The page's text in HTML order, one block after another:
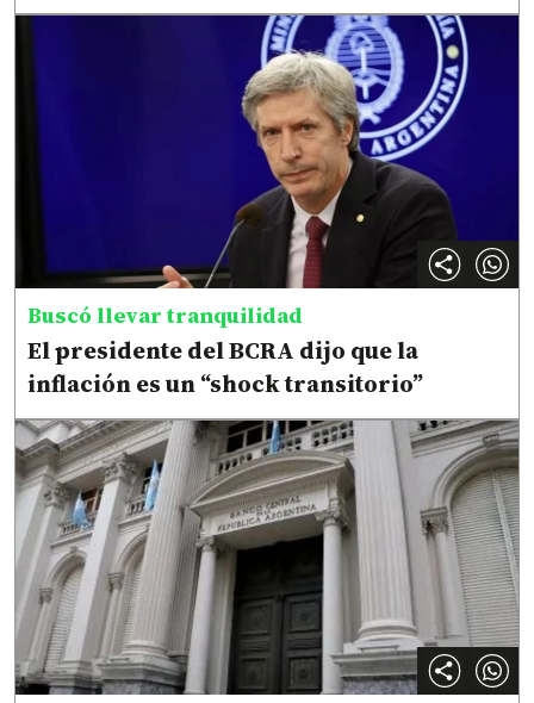
Buscó llevar tranquilidad
El presidente del BCRA dijo que la
inflación es un “shock transitorio”